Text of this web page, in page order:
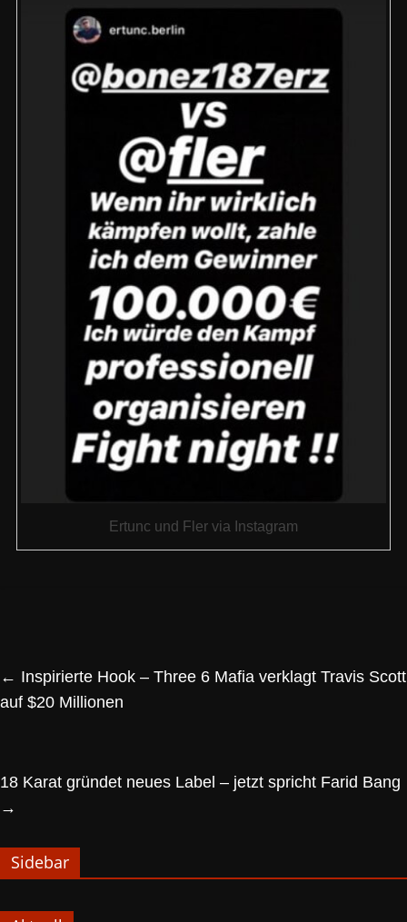
Ertunc und Fler via Instagram
← Inspirierte Hook – Three 6 Mafia verklagt Travis Scott
auf $20 Millionen
18 Karat gründet neues Label – jetzt spricht Farid Bang
→
Sidebar